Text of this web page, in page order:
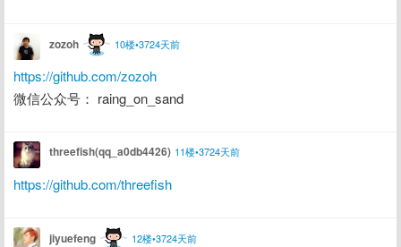
zozoh 10楼•3724天前
https://github.com/zozoh
微信公众号： raing_on_sand
threefish(qq_a0db4426) 11楼•3724天前
https://github.com/threefish
jiyuefeng 12楼•3724天前